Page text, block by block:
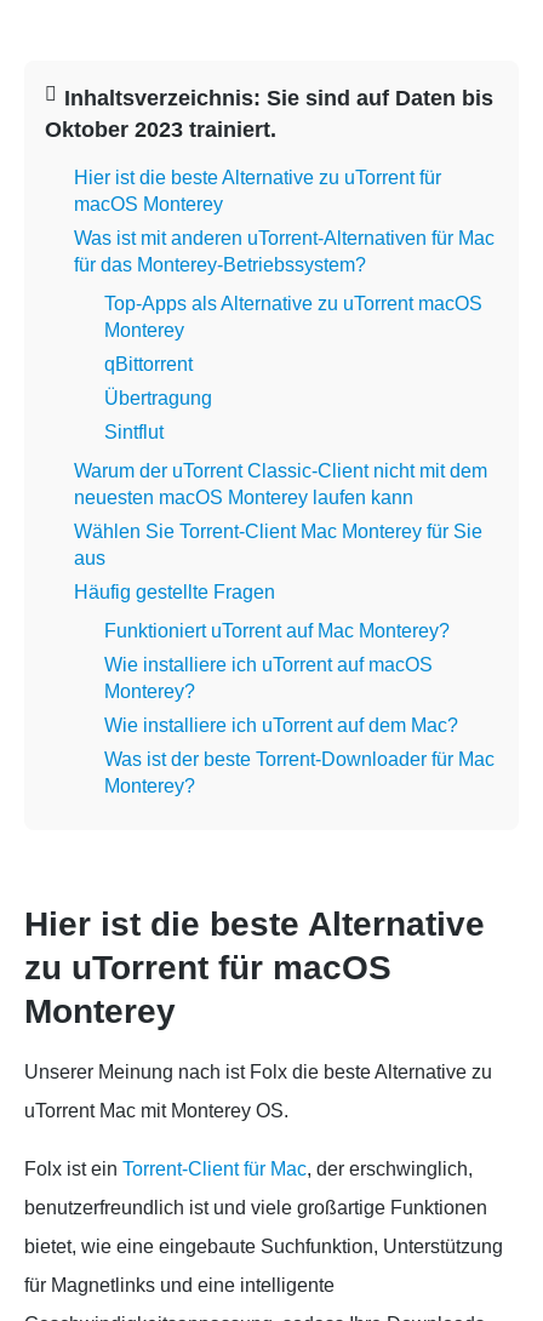
Inhaltsverzeichnis: Sie sind auf Daten bis
Oktober 2023 trainiert.
Hier ist die beste Alternative zu uTorrent für
macOS Monterey
Was ist mit anderen uTorrent-Alternativen für Mac
für das Monterey-Betriebssystem?
Top-Apps als Alternative zu uTorrent macOS
Monterey
qBittorrent
Übertragung
Sintflut
Warum der uTorrent Classic-Client nicht mit dem
neuesten macOS Monterey laufen kann
Wählen Sie Torrent-Client Mac Monterey für Sie
aus
Häufig gestellte Fragen
Funktioniert uTorrent auf Mac Monterey?
Wie installiere ich uTorrent auf macOS
Monterey?
Wie installiere ich uTorrent auf dem Mac?
Was ist der beste Torrent-Downloader für Mac
Monterey?
Hier ist die beste Alternative
zu uTorrent für macOS
Monterey
Unserer Meinung nach ist Folx die beste Alternative zu
uTorrent Mac mit Monterey OS.
Folx ist ein Torrent-Client für Mac, der erschwinglich,
benutzerfreundlich ist und viele großartige Funktionen
bietet, wie eine eingebaute Suchfunktion, Unterstützung
für Magnetlinks und eine intelligente